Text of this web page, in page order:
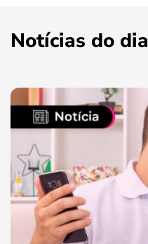
Notícias do dia